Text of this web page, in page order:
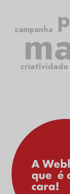
criatividade
campanha